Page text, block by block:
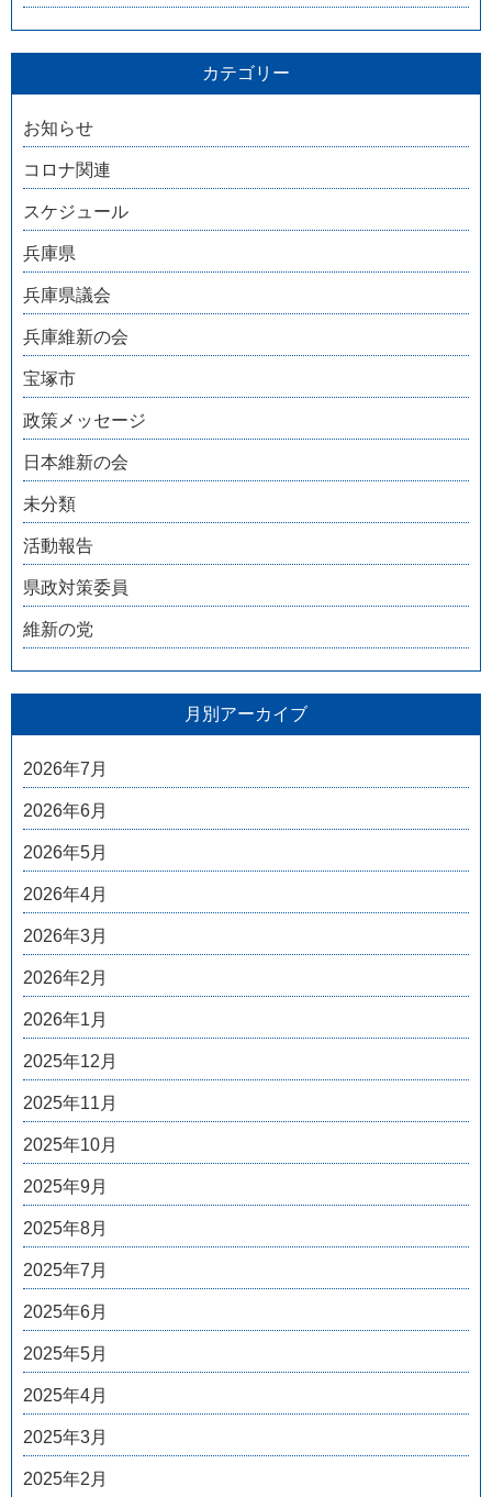
カテゴリー
お知らせ
コロナ関連
スケジュール
兵庫県
兵庫県議会
兵庫維新の会
宝塚市
政策メッセージ
日本維新の会
未分類
活動報告
県政対策委員
維新の党
月別アーカイブ
2026年7月
2026年6月
2026年5月
2026年4月
2026年3月
2026年2月
2026年1月
2025年12月
2025年11月
2025年10月
2025年9月
2025年8月
2025年7月
2025年6月
2025年5月
2025年4月
2025年3月
2025年2月